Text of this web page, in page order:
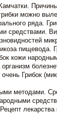
можно
ряда.
средствами.
пищевода.
кожи
Грибок
методами.
лекарства